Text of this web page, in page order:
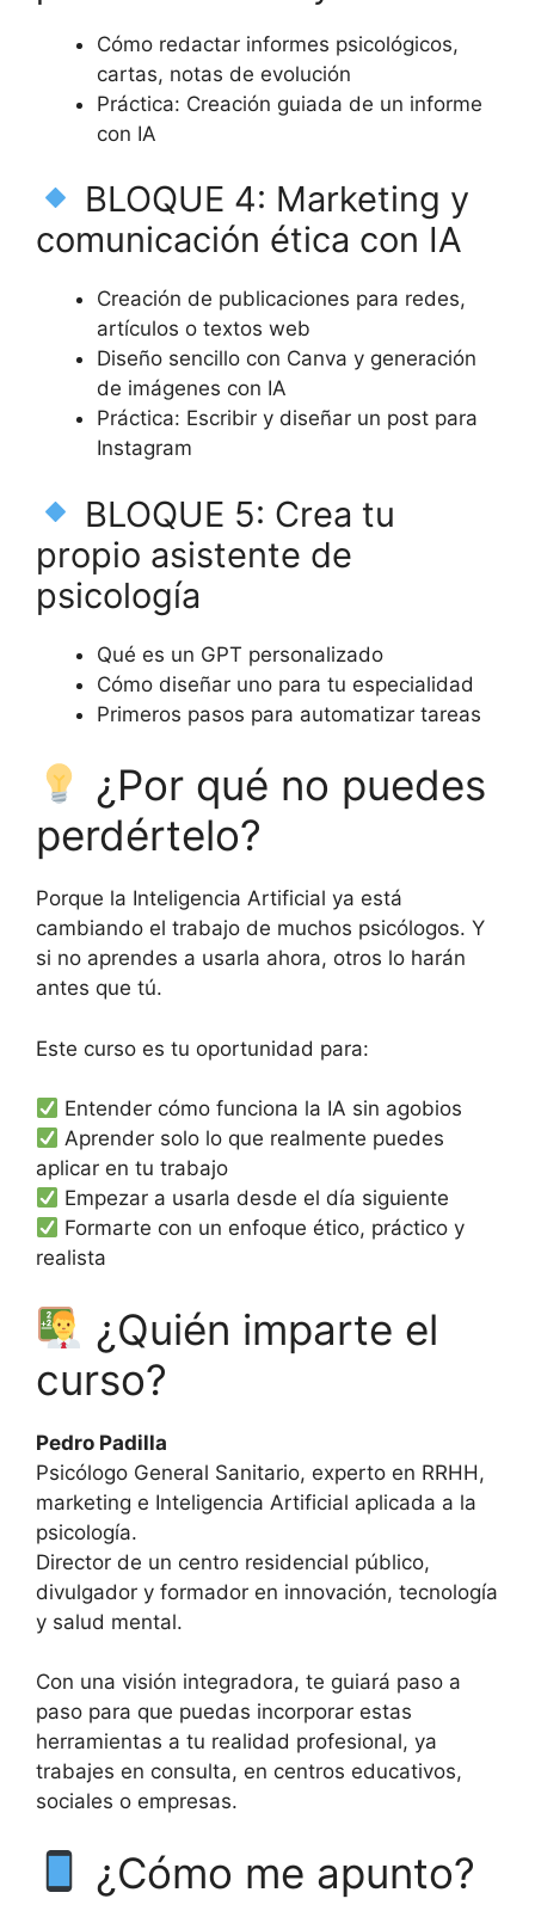
Cómo redactar informes psicológicos,
cartas, notas de evolución
Práctica: Creación guiada de un informe
con IA
BLOQUE 4: Marketing y
comunicación ética con IA
Creación de publicaciones para redes,
artículos o textos web
Diseño sencillo con Canva y generación
de imágenes con IA
Práctica: Escribir y diseñar un post para
Instagram
BLOQUE 5: Crea tu
propio asistente de
psicología
Qué es un GPT personalizado
Cómo diseñar uno para tu especialidad
Primeros pasos para automatizar tareas
¿Por qué no puedes
perdértelo?
Porque la Inteligencia Artificial ya está
cambiando el trabajo de muchos psicólogos. Y
si no aprendes a usarla ahora, otros lo harán
antes que tú.
Este curso es tu oportunidad para:
Entender cómo funciona la IA sin agobios
Aprender solo lo que realmente puedes
aplicar en tu trabajo
Empezar a usarla desde el día siguiente
Formarte con un enfoque ético, práctico y
realista
¿Quién imparte el
curso?
Pedro Padilla
Psicólogo General Sanitario, experto en RRHH,
marketing e Inteligencia Artificial aplicada a la
psicología.
Director de un centro residencial público,
divulgador y formador en innovación, tecnología
y salud mental.
Con una visión integradora, te guiará paso a
paso para que puedas incorporar estas
herramientas a tu realidad profesional, ya
trabajes en consulta, en centros educativos,
sociales o empresas.
¿Cómo me apunto?